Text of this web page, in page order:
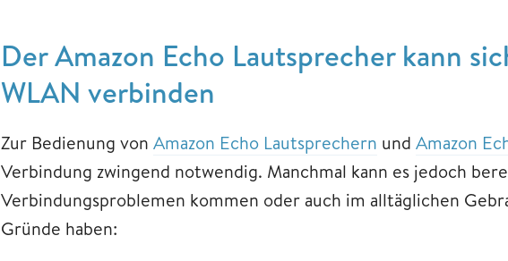
Der Amazon Echo Lautsprecher kann
WLAN verbinden
Zur Bedienung von Amazon Echo Lautsprechern und Amazon
Verbindung zwingend notwendig. Manchmal kann es jedoch
Verbindungsproblemen kommen oder auch im alltäglichen
Gründe haben: